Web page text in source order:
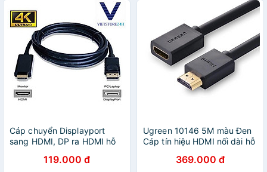
Nhiên
Cáp chuyển Displayport
sang HDMI, DP ra HDMI hỗ
cáp dài 1m8119.000 đ
Ugreen 10146 5M màu Đen
Cáp tín hiệu HDMI nối dài hỗ
Hàng Chính Hãng
369.000 đ